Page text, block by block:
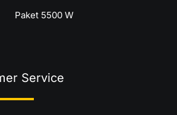
Paket 5500 W
Service